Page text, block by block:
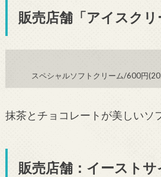
販売店舗「アイスクリ
スペシャルソフトクリーム/600円
抹茶とチョコレートが美しいソ
販売店舗：イースト